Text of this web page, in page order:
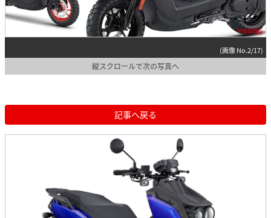
(画像 No.2/17)
縦スクロールで次の写真へ
記事へ戻る